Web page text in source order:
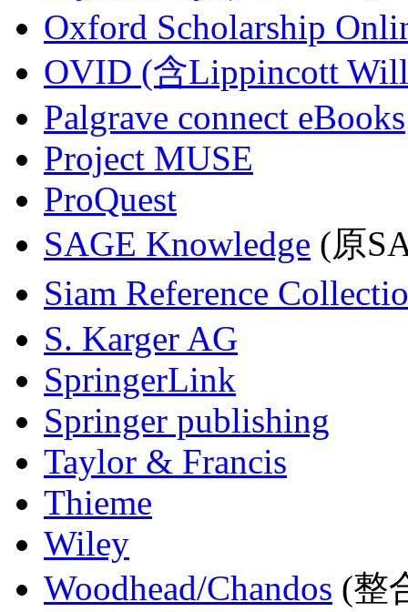
Oxford Scholarship
OVID (含Lippincott
Palgrave connect eBooks
Project MUSE
ProQuest
SAGE Knowledge (原
Siam Reference
S. Karger AG
SpringerLink
Springer publishing
Taylor & Francis
Thieme
Wiley
Woodhead/Chandos (整